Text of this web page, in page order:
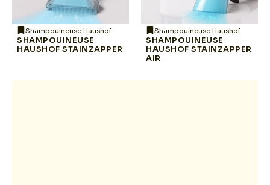
Shampouineuse Haushof
SHAMPOUINEUSE
HAUSHOF STAINZAPPER
Shampouineuse Haushof
SHAMPOUINEUSE
HAUSHOF STAINZAPPER
AIR